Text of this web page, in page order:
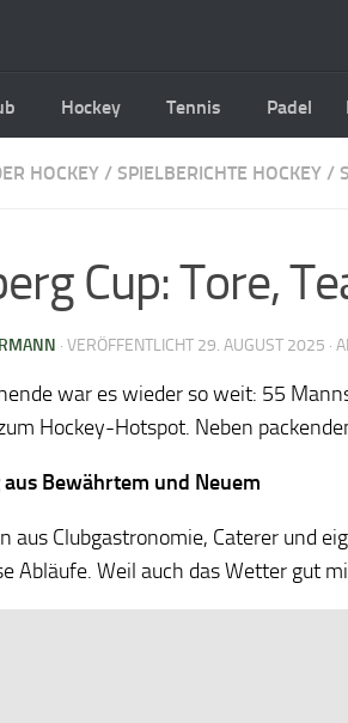
Hockey Tennis Padel
HOCKEY / SPIELBERICHTE HOCKEY /
Cup: Tore,
· VERÖFFENTLICHT 29. AUGUST 2025 ·
war es wieder so weit: 55
Hockey-Hotspot. Neben
Bewährtem und Neuem
aus Clubgastronomie, Caterer und
Abläufe. Weil auch das Wetter gut